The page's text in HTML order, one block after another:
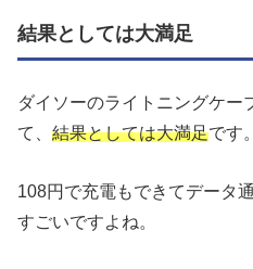
結果としては大満足
ダイソーのライトニングケー
て、結果としては大満足です。
108円で充電もできてデータ
すごいですよね。